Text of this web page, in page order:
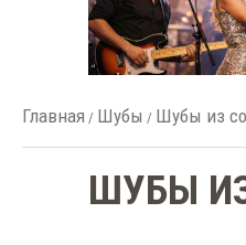
Главная / Шубы / Шубы из
ШУБЫ